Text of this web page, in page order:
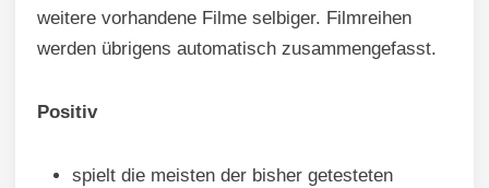
weitere vorhandene Filme selbiger. Filmreihen
werden übrigens automatisch zusammengefasst.
Positiv
spielt die meisten der bisher getesteten